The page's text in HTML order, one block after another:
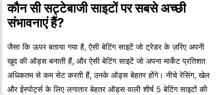
कौन सी सट्टेबाजी साइटों पर सबसे अच्छी
संभावनाएं हैं?
जैसा कि ऊपर बताया गया है, ऐसी बेटिंग साइटें जो ट्रेडर के ज़रिए अपनी
खुद की ऑड्स बनाती हैं, और ऐसी बेटिंग साइटें जो अपना मार्केट प्रतिशत
अधिकतम से कम सेट करती हैं, उनके ऑड्स बेहतर होंगे। नीचे रेसिंग, खेल
और ईस्पोर्ट्स के लिए लगातार बेहतर ऑड्स वाली शीर्ष 5 बेटिंग साइटों की